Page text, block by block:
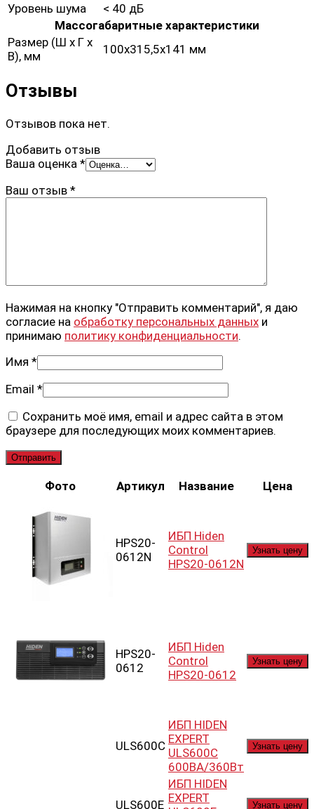
Уровень шума
< 40 дБ
Массогабаритные характеристики
Размер (Ш х Г х
В), мм
100x315,5x141 мм
Отзывы
Отзывов пока нет.
Добавить отзыв
Ваша оценка *
Ваш отзыв *
Нажимая на кнопку "Отправить комментарий", я даю
согласие на обработку персональных данных и
принимаю политику конфиденциальности.
Имя *
Email *
Сохранить моё имя, email и адрес сайта в этом
браузере для последующих моих комментариев.
Фото Артикул Название Цена
HPS20-
0612N
ИБП Hiden
Control
HPS20-0612N
Узнать цену
HPS20-
0612
ИБП Hiden
Control
HPS20-0612
Узнать цену
ULS600С
ИБП HIDEN
EXPERT
ULS600С
600ВА/360Вт
Узнать цену
ULS600E
ИБП HIDEN
EXPERT
Узнать цену